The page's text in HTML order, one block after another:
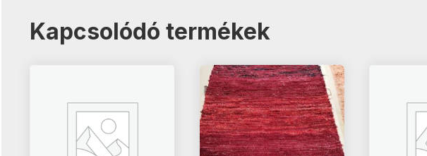
Kapcsolódó termékek